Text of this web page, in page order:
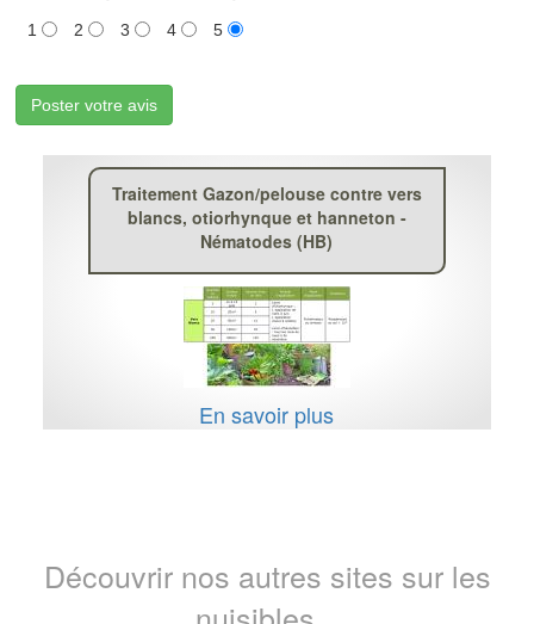
1 2 3 4 5
Poster votre avis
Traitement Gazon/pelouse contre vers
blancs, otiorhynque et hanneton -
Nématodes (HB)
En savoir plus
Découvrir nos autres sites sur les